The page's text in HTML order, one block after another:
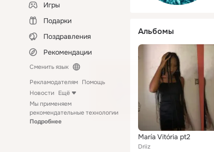
Игры
Подарки
Поздравления
Рекомендации
Сменить язык
Рекламодателям Помощь
Новости Ещё
Мы применяем
рекомендательные технологии
Подробнее
Альбомы
María Vitória pt2
Driiz